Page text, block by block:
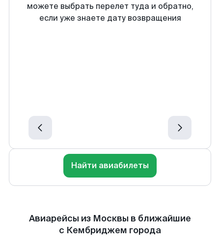
можете выбрать перелет туда и обратно,
если уже знаете дату возвращения
Найти авиабилеты
Авиарейсы из Москвы в ближайшие
с Кембриджем города